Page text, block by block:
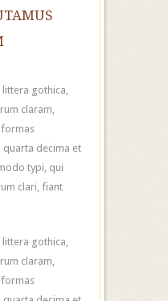
gothica,
claram,
quarta decima et
typi, qui
clari, fiant
gothica,
claram,